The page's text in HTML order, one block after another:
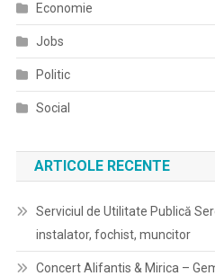
Economie
Jobs
Politic
Social
ARTICOLE RECENTE
Serviciul de Utilitate Publică
instalator, fochist, muncitor
Concert Alifantis & Mirica –